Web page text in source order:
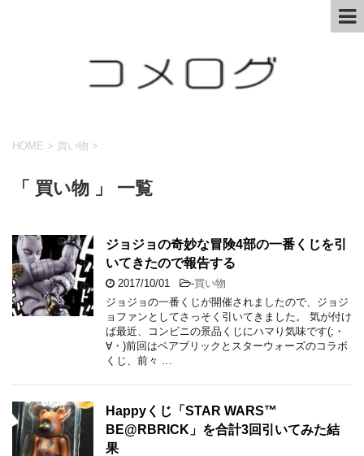
HOME > 買い物 >
「 買い物 」 一覧
ジョジョの奇妙な冒険4部の一番くじを引
いてきたので報告する
2017/10/01 -買い物
ジョジョの一番くじが開催されましたので、ジョジ
ョファンとしてさっそく引いてきました。 気が付け
ば最近、コンビニの景品くじにハマり気味です(;・
∀・)前回はベアブリックとスターウォーズのコラボ
くじ、前々 …
Happyくじ「STAR WARS™
BE@RBRICK」を合計3回引いてみた結
果